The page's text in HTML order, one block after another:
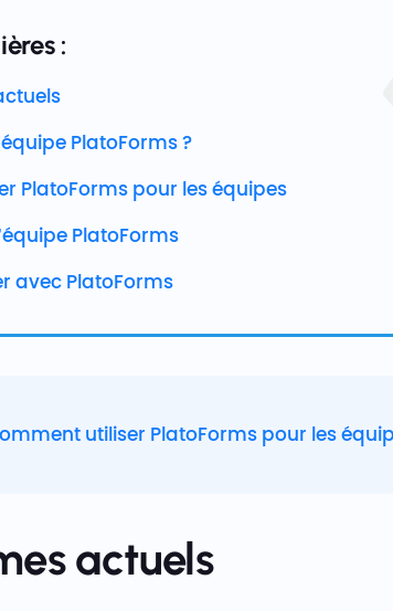
:
PlatoForms ?
PlatoForms pour les équipes
PlatoForms
avec PlatoForms
utiliser PlatoForms pour les
actuels